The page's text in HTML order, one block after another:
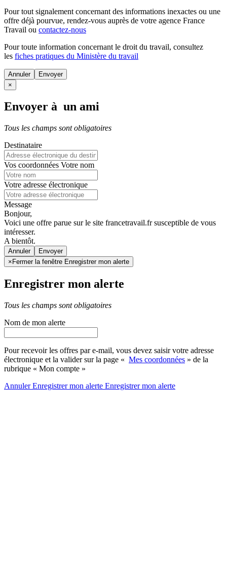
Pour tout signalement concernant des informations inexactes ou une
offre déjà pourvue, rendez-vous auprès de votre agence France
Travail ou contactez-nous
Pour toute information concernant le droit du travail, consultez
les fiches pratiques du Ministère du travail
Annuler
×
Envoyer à un ami
Tous les champs sont obligatoires
Destinataire
Vos coordonnées Votre nom
Votre adresse électronique
Message
Bonjour,
Voici une offre parue sur le site francetravail.fr susceptible de vous
intéresser.
A bientôt.
Annuler
× Fermer la fenêtre Enregistrer mon alerte
Enregistrer mon alerte
Tous les champs sont obligatoires
Nom de mon alerte
Pour recevoir les offres par e-mail, vous devez saisir votre adresse
électronique et la valider sur la page « Mes coordonnées » de la
rubrique « Mon compte »
AnnulerEnregistrer mon alerte Enregistrermon alerte